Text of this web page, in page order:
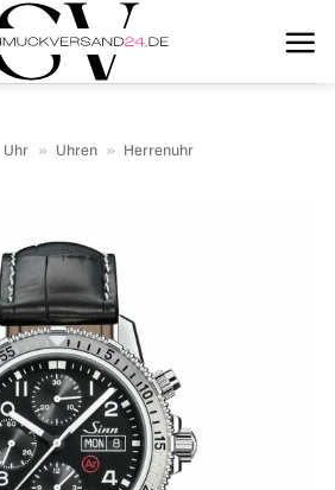
Uhr » Uhren » Herrenuhr